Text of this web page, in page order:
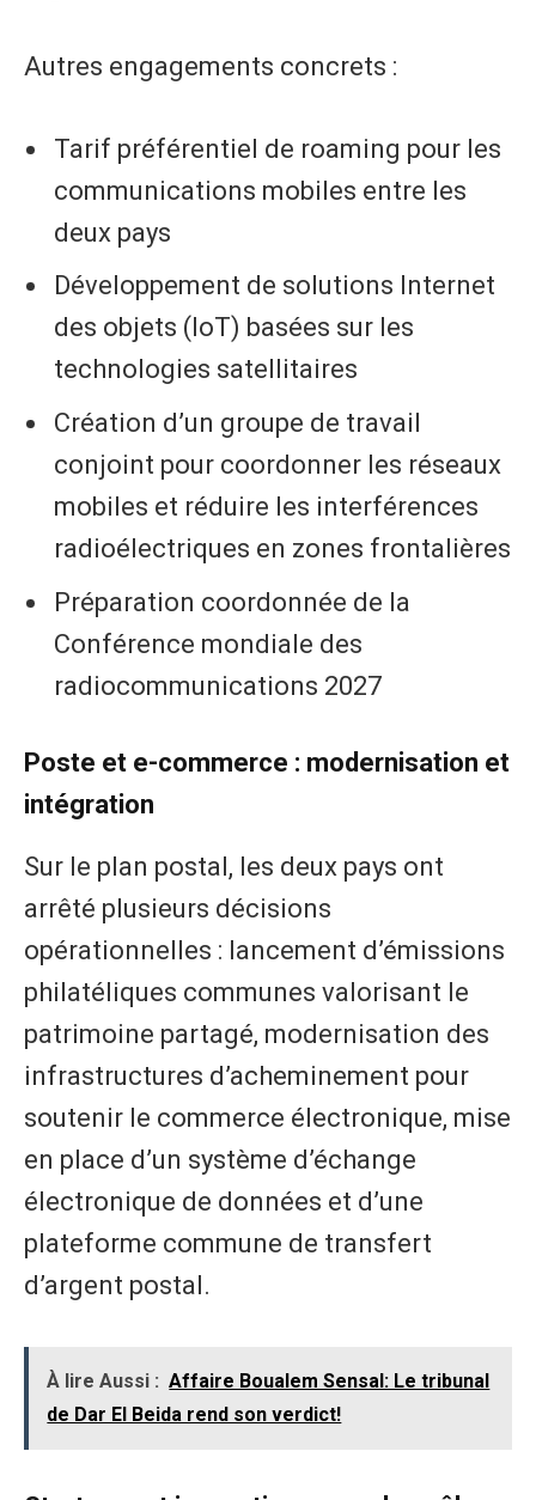
Autres engagements concrets :
Tarif préférentiel de roaming pour les
communications mobiles entre les
deux pays
Développement de solutions Internet
des objets (IoT) basées sur les
technologies satellitaires
Création d’un groupe de travail
conjoint pour coordonner les réseaux
mobiles et réduire les interférences
radioélectriques en zones frontalières
Préparation coordonnée de la
Conférence mondiale des
radiocommunications 2027
Poste et e-commerce : modernisation et
intégration
Sur le plan postal, les deux pays ont
arrêté plusieurs décisions
opérationnelles : lancement d’émissions
philatéliques communes valorisant le
patrimoine partagé, modernisation des
infrastructures d’acheminement pour
soutenir le commerce électronique, mise
en place d’un système d’échange
électronique de données et d’une
plateforme commune de transfert
d’argent postal.
À lire Aussi : Affaire Boualem Sensal: Le tribunal
de Dar El Beida rend son verdict!